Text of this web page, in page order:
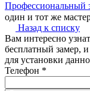
Профессиональный
один и тот же
Назад к списку
Вам интересно
бесплатный замер,
для установки
Телефон *